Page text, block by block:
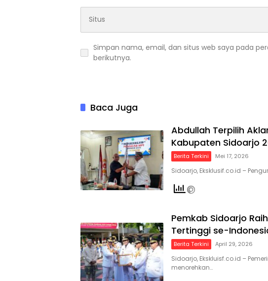
Simpan nama, email, dan situs web saya pada
berikutnya.
Baca Juga
Abdullah Terpilih
Kabupaten Sidoarjo
Berita Terkini Mei 17, 2026
Sidoarjo, Eksklusif.co.id –
Pemkab Sidoarjo
Tertinggi se-
Berita Terkini April 29, 2026
Sidoarjo, Ekskluisf.co.id –
menorehkan…